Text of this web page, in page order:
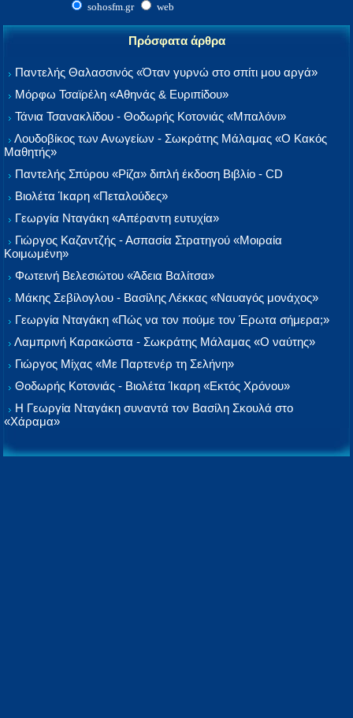
sohosfm.gr web
Πρόσφατα άρθρα
Παντελής Θαλασσινός «Όταν γυρνώ στο σπίτι μου αργά»
Μόρφω Τσαϊρέλη «Αθηνάς & Ευριπίδου»
Τάνια Τσανακλίδου - Θοδωρής Κοτονιάς «Μπαλόνι»
Λουδοβίκος των Ανωγείων - Σωκράτης Μάλαμας «Ο Κακός
Μαθητής»
Παντελής Σπύρου «Ρίζα» διπλή έκδοση Βιβλίο - CD
Βιολέτα Ίκαρη «Πεταλούδες»
Γεωργία Νταγάκη «Aπέραντη ευτυχία»
Γιώργος Καζαντζής - Ασπασία Στρατηγού «Μοιραία
Κοιμωμένη»
Φωτεινή Βελεσιώτου «Άδεια Βαλίτσα»
Μάκης Σεβίλογλου - Βασίλης Λέκκας «Ναυαγός μονάχος»
Γεωργία Νταγάκη «Πώς να τον πούμε τον Έρωτα σήμερα;»
Λαμπρινή Καρακώστα - Σωκράτης Μάλαμας «Ο ναύτης»
Γιώργος Μίχας «Με Παρτενέρ τη Σελήνη»
Θοδωρής Κοτονιάς - Βιολέτα Ίκαρη «Εκτός Χρόνου»
Η Γεωργία Νταγάκη συναντά τον Βασίλη Σκουλά στο
«Χάραμα»